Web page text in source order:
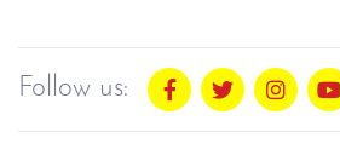
Follow us: